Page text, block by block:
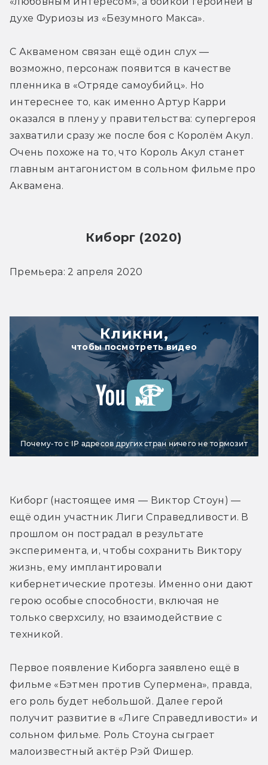
духе Фуриозы из «Безумного Макса».
С Акваменом связан ещё один слух —
возможно, персонаж появится в качестве
пленника в «Отряде самоубийц». Но
интереснее то, как именно Артур Карри
оказался в плену у правительства: супергероя
захватили сразу же после боя с Королём Акул.
Очень похоже на то, что Король Акул станет
главным антагонистом в сольном фильме про
Аквамена.
Киборг (2020)
Премьера: 2 апреля 2020
Кликни,
чтобы посмотреть видео
Почему-то с IP адресов других стран ничего не тормозит
Киборг (настоящее имя — Виктор Стоун) —
ещё один участник Лиги Справедливости. В
прошлом он пострадал в результате
эксперимента, и, чтобы сохранить Виктору
жизнь, ему имплантировали
кибернетические протезы. Именно они дают
герою особые способности, включая не
только сверхсилу, но взаимодействие с
техникой.
Первое появление Киборга заявлено ещё в
фильме «Бэтмен против Супермена», правда,
его роль будет небольшой. Далее герой
получит развитие в «Лиге Справедливости» и
сольном фильме. Роль Стоуна сыграет
малоизвестный актёр Рэй Фишер.